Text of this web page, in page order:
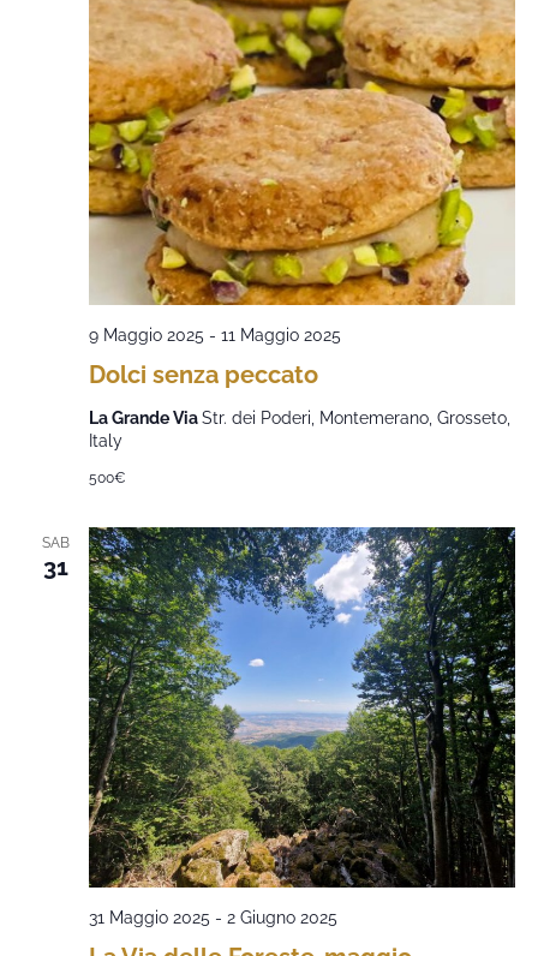
Dolci senza peccato
9 Maggio 2025 - 11 Maggio 2025
La Grande ViaStr. dei Poderi, Montemerano, Grosseto,
Italy
500€
SAB
31
31 Maggio 2025 - 2 Giugno 2025